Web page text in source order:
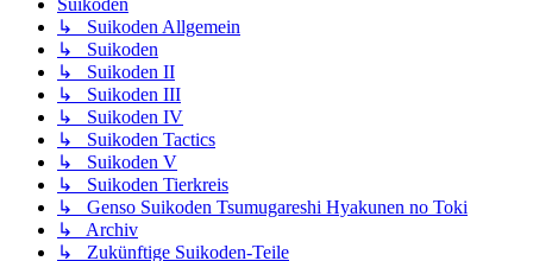
Suikoden
↳ Suikoden Allgemein
↳ Suikoden
↳ Suikoden II
↳ Suikoden III
↳ Suikoden IV
↳ Suikoden Tactics
↳ Suikoden V
↳ Suikoden Tierkreis
↳ Genso Suikoden Tsumugareshi Hyakunen no Toki
↳ Archiv
↳ Zukünftige Suikoden-Teile